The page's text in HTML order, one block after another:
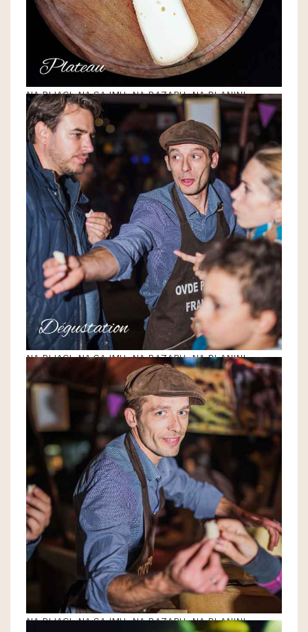
NA PIJACI, NA SAJMU, NA BAZARU, NA PLANINI
NA PIJACI, NA SAJMU, NA BAZARU, NA PLANINI
NA PIJACI, NA SAJMU, NA BAZARU, NA PLANINI